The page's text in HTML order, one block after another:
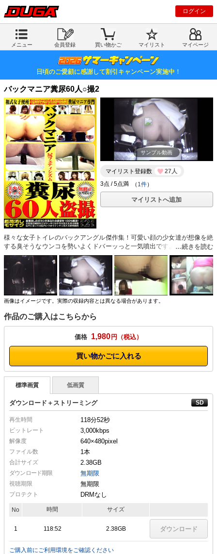
ログイン
メニュー 会員登録 買い物かご マイリスト マイページ
日頃のご愛顧に感謝して割引キャンペーン実施中！
バックマニア糞尿60人○撮2
サンプル動画
マイリスト登録数
27人
（ 1件）
マイリストへ追加
様々な女子トイレのバックアングル傑作集！可愛い顔の少女達が想像を絶
する臭そうなウンコを勢いよくドバーッっと一気噴出ですよ！！糞闘後の
スッキリした表情が清々しいっす！どうぞご覧ください！！
画像はイメージです。実際の収録内容とは異なる場合があります。
作品のご購入はこちらから
価格 1,980 円
買い物かごに入れる
標準画質 低画質
ダウンロード＋ストリーミング
再生時間 118分52秒
ビットレート 3,000kbps
解像度 640×480pixel
ファイル数 1本
合計サイズ 2.38GB
ダウンロード期限 無期限
視聴期限 無期限
プロテクト DRMなし
No 時間 サイズ
1 118:52 2.38GB ダウンロード
ご購入前にご利用環境をご確認ください